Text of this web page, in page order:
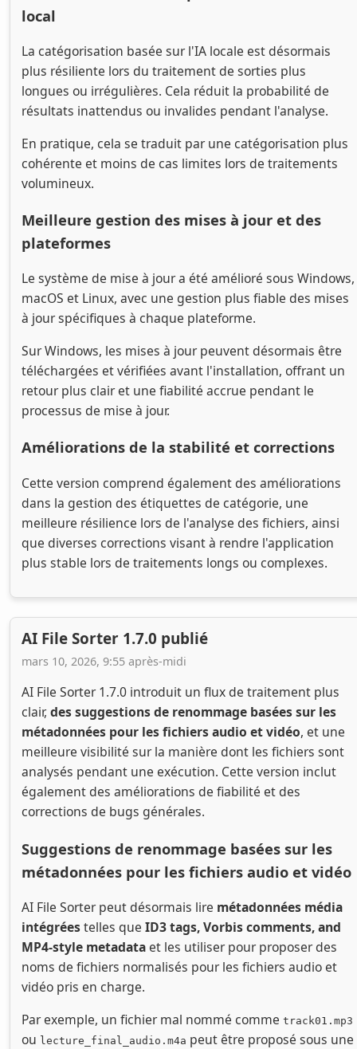
local
La catégorisation basée sur l'IA locale est désormais
plus résiliente lors du traitement de sorties plus
longues ou irrégulières. Cela réduit la probabilité de
résultats inattendus ou invalides pendant l'analyse.
En pratique, cela se traduit par une catégorisation plus
cohérente et moins de cas limites lors de traitements
volumineux.
Meilleure gestion des mises à jour et des
plateformes
Le système de mise à jour a été amélioré sous Windows,
macOS et Linux, avec une gestion plus fiable des mises
à jour spécifiques à chaque plateforme.
Sur Windows, les mises à jour peuvent désormais être
téléchargées et vérifiées avant l'installation, offrant un
retour plus clair et une fiabilité accrue pendant le
processus de mise à jour.
Améliorations de la stabilité et corrections
Cette version comprend également des améliorations
dans la gestion des étiquettes de catégorie, une
meilleure résilience lors de l'analyse des fichiers, ainsi
que diverses corrections visant à rendre l'application
plus stable lors de traitements longs ou complexes.
AI File Sorter 1.7.0 publié
mars 10, 2026, 9:55 après-midi
AI File Sorter 1.7.0 introduit un flux de traitement plus
clair,des suggestions de renommage basées sur les
métadonnées pour les fichiers audio et vidéo, et une
meilleure visibilité sur la manière dont les fichiers sont
analysés pendant une exécution. Cette version inclut
également des améliorations de fiabilité et des
corrections de bugs générales.
Suggestions de renommage basées sur les
métadonnées pour les fichiers audio et vidéo
AI File Sorter peut désormais lire métadonnées média
intégréestelles que ID3 tags, Vorbis comments, and
MP4-style metadataet les utiliser pour proposer des
noms de fichiers normalisés pour les fichiers audio et
vidéo pris en charge.
Par exemple, un fichier mal nommé comme track01.mp3
ou lecture_final_audio.m4a peut être proposé sous une